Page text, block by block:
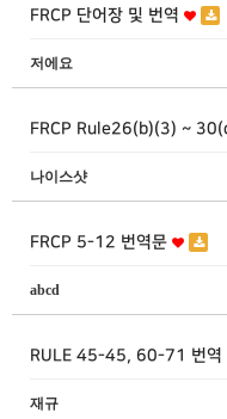
FRCP 단어장 및 번역
저에요
FRCP Rule26(b)(3) ~
나이스샷
FRCP 5-12 번역문
abcd
RULE 45-45, 60-71 번역
재규